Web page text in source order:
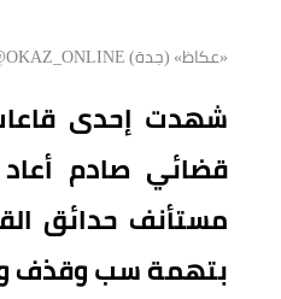
«عكاظ» (جدة) OKAZ_ONLINE@
شهدت إحدى
قضائي صادم
بتهمة سب وقذف